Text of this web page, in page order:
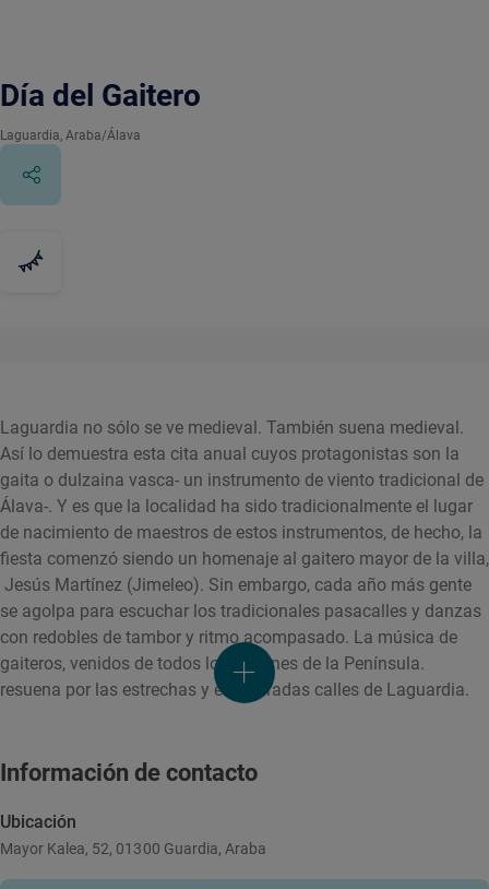
Día del Gaitero
Laguardia, Araba/Álava
Laguardia no sólo se ve medieval. También suena medieval.
Así lo demuestra esta cita anual cuyos protagonistas son la
gaita o dulzaina vasca- un instrumento de viento tradicional de
Álava-. Y es que la localidad ha sido tradicionalmente el lugar
de nacimiento de maestros de estos instrumentos, de hecho, la
fiesta comenzó siendo un homenaje al gaitero mayor de la villa,
Jesús Martínez (Jimeleo). Sin embargo, cada año más gente
se agolpa para escuchar los tradicionales pasacalles y danzas
con redobles de tambor y ritmo acompasado. La música de
gaiteros, venidos de todos los rincones de la Península.
resuena por las estrechas y empedradas calles de Laguardia.
Información de contacto
Ubicación
Mayor Kalea, 52, 01300 Guardia, Araba